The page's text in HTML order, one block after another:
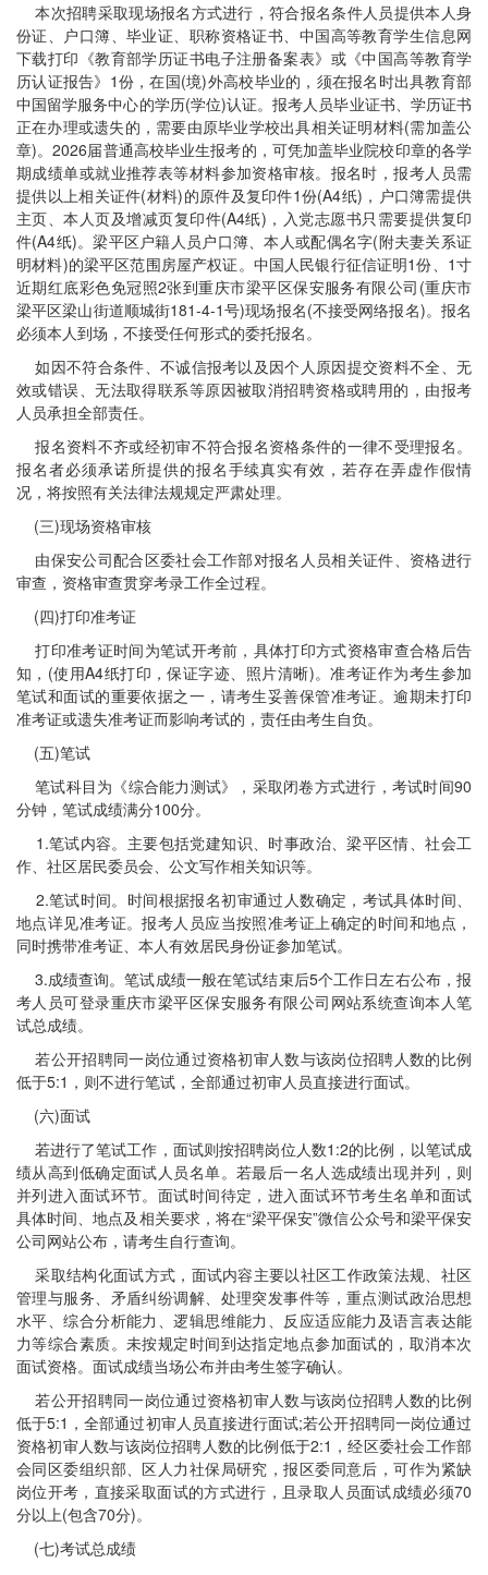
本次招聘采取现场报名方式进行，符合报名条件人员提供本人身
份证、户口簿、毕业证、职称资格证书、中国高等教育学生信息网
下载打印《教育部学历证书电子注册备案表》或《中国高等教育学
历认证报告》1份，在国(境)外高校毕业的，须在报名时出具教育部
中国留学服务中心的学历(学位)认证。报考人员毕业证书、学历证书
正在办理或遗失的，需要由原毕业学校出具相关证明材料(需加盖公
章)。2026届普通高校毕业生报考的，可凭加盖毕业院校印章的各学
期成绩单或就业推荐表等材料参加资格审核。报名时，报考人员需
提供以上相关证件(材料)的原件及复印件1份(A4纸)，户口簿需提供
主页、本人页及增减页复印件(A4纸)，入党志愿书只需要提供复印
件(A4纸)。梁平区户籍人员户口簿、本人或配偶名字(附夫妻关系证
明材料)的梁平区范围房屋产权证。中国人民银行征信证明1份、1寸
近期红底彩色免冠照2张到重庆市梁平区保安服务有限公司(重庆市
梁平区梁山街道顺城街181-4-1号)现场报名(不接受网络报名)。报名
必须本人到场，不接受任何形式的委托报名。
如因不符合条件、不诚信报考以及因个人原因提交资料不全、无
效或错误、无法取得联系等原因被取消招聘资格或聘用的，由报考
人员承担全部责任。
报名资料不齐或经初审不符合报名资格条件的一律不受理报名。
报名者必须承诺所提供的报名手续真实有效，若存在弄虚作假情
况，将按照有关法律法规规定严肃处理。
(三)现场资格审核
由保安公司配合区委社会工作部对报名人员相关证件、资格进行
审查，资格审查贯穿考录工作全过程。
(四)打印准考证
打印准考证时间为笔试开考前，具体打印方式资格审查合格后告
知，(使用A4纸打印，保证字迹、照片清晰)。准考证作为考生参加
笔试和面试的重要依据之一，请考生妥善保管准考证。逾期未打印
准考证或遗失准考证而影响考试的，责任由考生自负。
(五)笔试
笔试科目为《综合能力测试》，采取闭卷方式进行，考试时间90
分钟，笔试成绩满分100分。
1.笔试内容。主要包括党建知识、时事政治、梁平区情、社会工
作、社区居民委员会、公文写作相关知识等。
2.笔试时间。时间根据报名初审通过人数确定，考试具体时间、
地点详见准考证。报考人员应当按照准考证上确定的时间和地点，
同时携带准考证、本人有效居民身份证参加笔试。
3.成绩查询。笔试成绩一般在笔试结束后5个工作日左右公布，报
考人员可登录重庆市梁平区保安服务有限公司网站系统查询本人笔
试总成绩。
若公开招聘同一岗位通过资格初审人数与该岗位招聘人数的比例
低于5:1，则不进行笔试，全部通过初审人员直接进行面试。
(六)面试
若进行了笔试工作，面试则按招聘岗位人数1:2的比例，以笔试成
绩从高到低确定面试人员名单。若最后一名人选成绩出现并列，则
并列进入面试环节。面试时间待定，进入面试环节考生名单和面试
具体时间、地点及相关要求，将在“梁平保安”微信公众号和梁平保安
公司网站公布，请考生自行查询。
采取结构化面试方式，面试内容主要以社区工作政策法规、社区
管理与服务、矛盾纠纷调解、处理突发事件等，重点测试政治思想
水平、综合分析能力、逻辑思维能力、反应适应能力及语言表达能
力等综合素质。未按规定时间到达指定地点参加面试的，取消本次
面试资格。面试成绩当场公布并由考生签字确认。
若公开招聘同一岗位通过资格初审人数与该岗位招聘人数的比例
低于5:1，全部通过初审人员直接进行面试;若公开招聘同一岗位通过
资格初审人数与该岗位招聘人数的比例低于2:1，经区委社会工作部
会同区委组织部、区人力社保局研究，报区委同意后，可作为紧缺
岗位开考，直接采取面试的方式进行，且录取人员面试成绩必须70
分以上(包含70分)。
(七)考试总成绩